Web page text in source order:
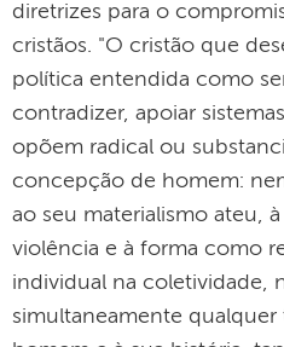
diretrizes para o
cristãos. "O cristão que
política entendida como
contradizer, apoiar
opõem radical ou
concepção de homem:
ao seu materialismo ateu,
violência e à forma como
individual na coletividade,
simultaneamente